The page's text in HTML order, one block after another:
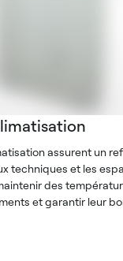
assurent un
techniques et les
des
et garantir leur